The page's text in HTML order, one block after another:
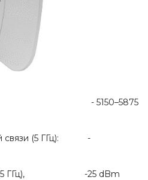
- 5150–5875
связи (5 ГГц): -
(5 ГГц), -25 dBm